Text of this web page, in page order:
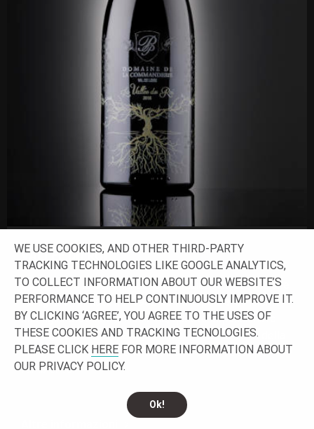
VALLÉE DU ROI
Domaine de la Commanderie è un'azienda a conduzione
famigliare fondata nel 1982 da Philippe Pain. Insieme
alle figlie Clothilde e Honorine, questo appassionato
enologo coltiva la sua vigna nel cuore della Valle della
Loira, il tutto secondo la tradizione e il rispetto per
l'ambiente.
WE USE COOKIES, AND OTHER THIRD-PARTY
TRACKING TECHNOLOGIES LIKE GOOGLE ANALYTICS,
TO COLLECT INFORMATION ABOUT OUR WEBSITE’S
PERFORMANCE TO HELP CONTINUOUSLY IMPROVE IT.
BY CLICKING ‘AGREE’, YOU AGREE TO THE USES OF
THESE COOKIES AND TRACKING TECNOLOGIES.
PLEASE CLICK HERE FOR MORE INFORMATION ABOUT
OUR PRIVACY POLICY.
Ok!